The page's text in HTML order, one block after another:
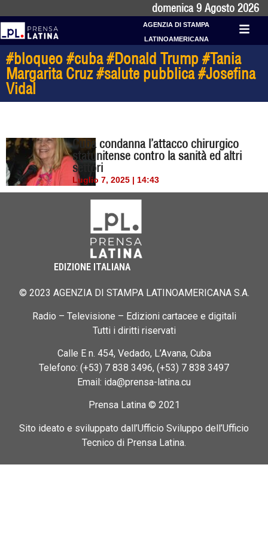
domenica 9 Agosto 2026
AGENZIA DI STAMPA
LATINOAMERICANA
#bloqueo #cuba #Donald Trump #Tania
Margarita Cruz #salute pubblica #Josefina
Vidal
Cuba condanna l’attacco chirurgico
statunitense contro la sanità ed altri
settori
Luglio 7, 2025 | 14:43
EDIZIONE ITALIANA
© 2023 AGENZIA DI STAMPA LATINOAMERICANA S.A.
Radio – Televisione – Edizioni cartacee e digitali
Tutti i diritti riservati
Calle E n. 454, Vedado, L’Avana, Cuba
Telefono: (+53) 7 838 3496, (+53) 7 838 3497
Email: ida@prensa-latina.cu
Prensa Latina © 2021
Sito ideato e sviluppato dall’Ufficio Sviluppo dell’Ufficio
Tecnico di Prensa Latina.